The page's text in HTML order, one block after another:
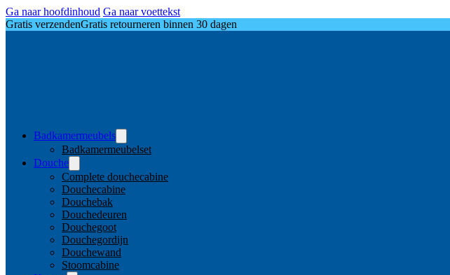
Ga naar hoofdinhoud Ga naar voettekst
Gratis verzendenGratis retourneren binnen 30 dagen
Badkamermeubels
Badkamermeubelset
Douche
Complete douchecabine
Douchecabine
Douchebak
Douchedeuren
Douchegoot
Douchegordijn
Douchewand
Stoomcabine